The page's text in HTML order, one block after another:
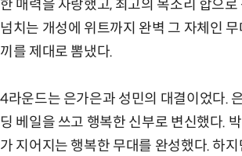
한 매력을 자랑했고, 최고의 목소리 합으
넘치는 개성에 위트까지 완벽 그 자체인
끼를 제대로 뽐냈다.
4라운드는 은가은과 성민의 대결이었다.
딩 베일을 쓰고 행복한 신부로 변신했다.
가 지어지는 행복한 무대를 완성했다. 하